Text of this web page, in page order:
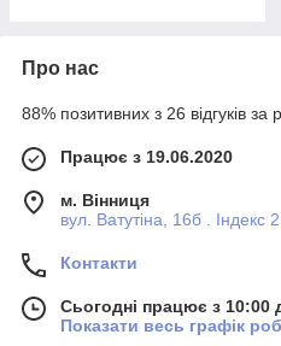
Про нас
88% позитивних з 26 відгуків за
Працює з 19.06.2020
м. Вінниця
вул. Ватутіна, 16б . Індекс
Контакти
Сьогодні працює з 10:00
Показати весь графік